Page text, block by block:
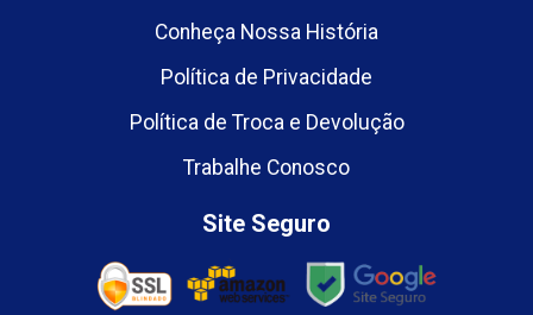
Conheça Nossa História
Política de Privacidade
Política de Troca e Devolução
Trabalhe Conosco
Site Seguro